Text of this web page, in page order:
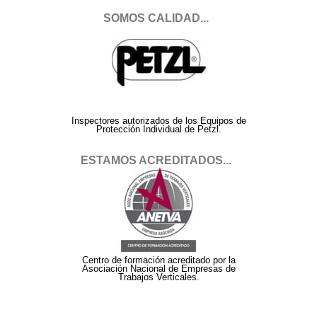
SOMOS CALIDAD...
Inspectores autorizados de los Equipos de
Protección Individual de Petzl.
ESTAMOS ACREDITADOS...
Centro de formación acreditado por la
Asociación Nacional de Empresas de
Trabajos Verticales.